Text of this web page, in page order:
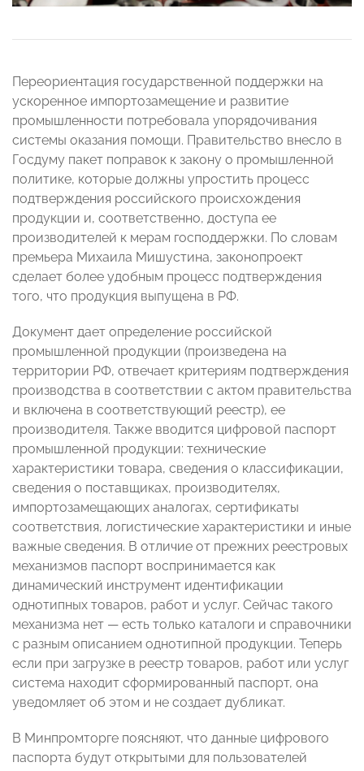
Переориентация государственной поддержки на
ускоренное импортозамещение и развитие
промышленности потребовала упорядочивания
системы оказания помощи. Правительство внесло в
Госдуму пакет поправок к закону о промышленной
политике, которые должны упростить процесс
подтверждения российского происхождения
продукции и, соответственно, доступа ее
производителей к мерам господдержки. По словам
премьера Михаила Мишустина, законопроект
сделает более удобным процесс подтверждения
того, что продукция выпущена в РФ.
Документ дает определение российской
промышленной продукции (произведена на
территории РФ, отвечает критериям подтверждения
производства в соответствии с актом правительства
и включена в соответствующий реестр), ее
производителя. Также вводится цифровой паспорт
промышленной продукции: технические
характеристики товара, сведения о классификации,
сведения о поставщиках, производителях,
импортозамещающих аналогах, сертификаты
соответствия, логистические характеристики и иные
важные сведения. В отличие от прежних реестровых
механизмов паспорт воспринимается как
динамический инструмент идентификации
однотипных товаров, работ и услуг. Сейчас такого
механизма нет — есть только каталоги и справочники
с разным описанием однотипной продукции. Теперь
если при загрузке в реестр товаров, работ или услуг
система находит сформированный паспорт, она
уведомляет об этом и не создает дубликат.
В Минпромторге поясняют, что данные цифрового
паспорта будут открытыми для пользователей